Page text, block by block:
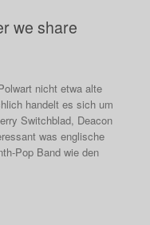
we share
nicht etwa alte
handelt es sich um
Switchblad, Deacon
was englische
Pop Band wie den